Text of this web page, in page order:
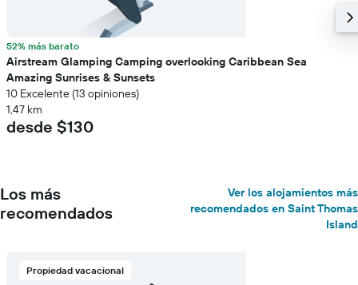
52% más barato
Airstream Glamping Camping overlooking Caribbean Sea
Amazing Sunrises & Sunsets
10 Excelente (13 opiniones)
1,47 km
desde $130
Los más
recomendados
Ver los alojamientos más
recomendados en Saint Thomas
Island
Propiedad vacacional